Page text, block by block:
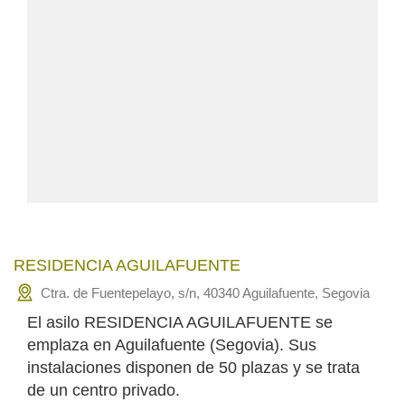
RESIDENCIA AGUILAFUENTE
Ctra. de Fuentepelayo, s/n, 40340 Aguilafuente, Segovia
El asilo RESIDENCIA AGUILAFUENTE se
emplaza en Aguilafuente (Segovia). Sus
instalaciones disponen de 50 plazas y se trata
de un centro privado.